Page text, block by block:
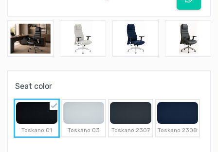
Seat color
Toskano 01 Toskano 03 Toskano 2307 Toskano 2308